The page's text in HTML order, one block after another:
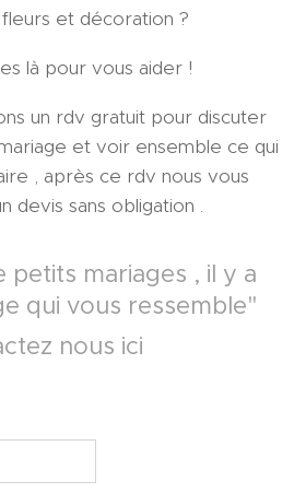
et décoration ?
là pour vous aider !
un rdv gratuit pour discuter
et voir ensemble ce qui
, après ce rdv nous vous
devis sans obligation .
petits mariages , il y a
qui vous ressemble"
nous ici